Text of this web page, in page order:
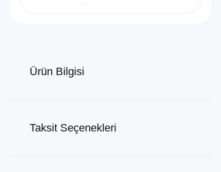
Ürün Bilgisi
Taksit Seçenekleri